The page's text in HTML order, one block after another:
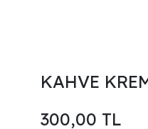
KAHVE
300,00 TL